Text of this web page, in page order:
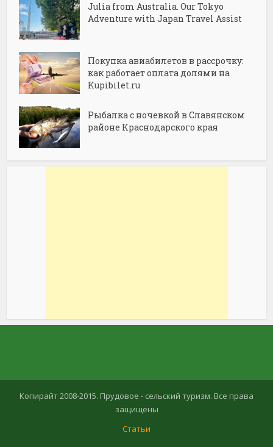
Julia from Australia. Our Tokyo
Adventure with Japan Travel Assist
Покупка авиабилетов в рассрочку:
как работает оплата долями на
Kupibilet.ru
Рыбалка с ночевкой в Славянском
районе Краснодарского края
Копирайт 2008-2015. Прудовое - сельский туризм. Все права
защищены
Статьи